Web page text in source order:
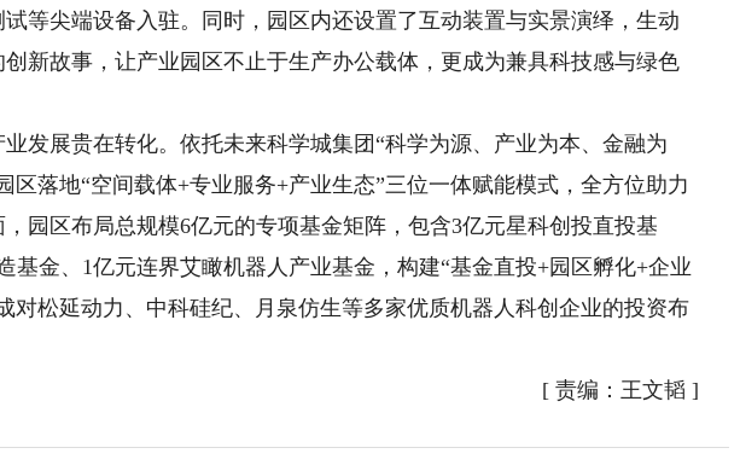
等尖端设备入驻。同时，园区内还设置了互动装置与实景演绎，生动
新故事，让产业园区不止于生产办公载体，更成为兼具科技感与绿色
展贵在转化。依托未来科学城集团“科学为源、产业为本、金融为
区落地“空间载体+专业服务+产业生态”三位一体赋能模式，全方位助力
园区布局总规模6亿元的专项基金矩阵，包含3亿元星科创投直投基
基金、1亿元连界艾瞰机器人产业基金，构建“基金直投+园区孵化+企业
对松延动力、中科硅纪、月泉仿生等多家优质机器人科创企业的投资布
[ 责编：王文韬 ]